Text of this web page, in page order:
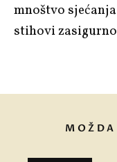
mnoštvo
stihovi